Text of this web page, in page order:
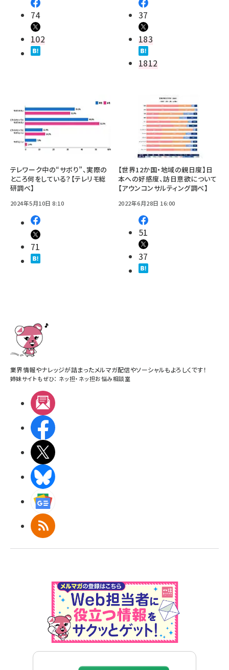
74
102
37
183
1812
テレワーク中の“サボり”、実際の
ところ何をしている？【テレリモ総
研調べ】
2024年5月10日 8:10
71
【世界12か国・地域の親日度】日
本への好感度、訪日意欲について
【アウンコンサルティング調べ】
2022年6月28日 16:00
51
37
業界情報やナレッジが詰まったメルマガ配信やソーシャルもよろしくです！
姉妹サイトもぜひ： ネッ担・ ネッ担お悩み相談室
RSS